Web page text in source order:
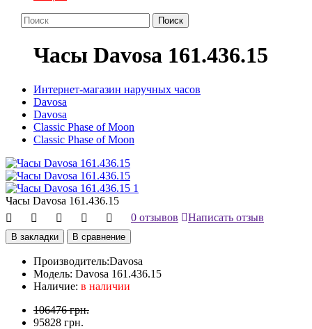
Поиск
Часы Davosa 161.436.15
Интернет-магазин наручных часов
Davosa
Davosa
Classic Phase of Moon
Classic Phase of Moon
Часы Davosa 161.436.15
0 отзывов
Написать отзыв
В закладки В сравнение
Производитель:Davosa
Модель: Davosa 161.436.15
Наличие: в наличии
106476 грн.
95828 грн.